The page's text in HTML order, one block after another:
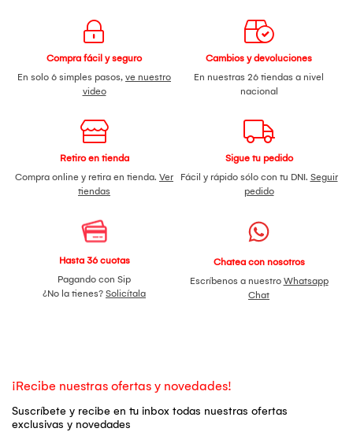
Compra fácil y seguro
En solo 6 simples pasos, ve nuestro
video
Cambios y devoluciones
En nuestras 26 tiendas a nivel
nacional
Retiro en tienda
Compra online y retira en tienda. Ver
tiendas
Sigue tu pedido
Fácil y rápido sólo con tu DNI. Seguir
pedido
Hasta 36 cuotas
Pagando con Sip
¿No la tienes? Solicítala
Chatea con nosotros
Escríbenos a nuestro Whatsapp
Chat
¡Recibe nuestras ofertas y novedades!
Suscríbete y recibe en tu inbox todas nuestras ofertas
exclusivas y novedades